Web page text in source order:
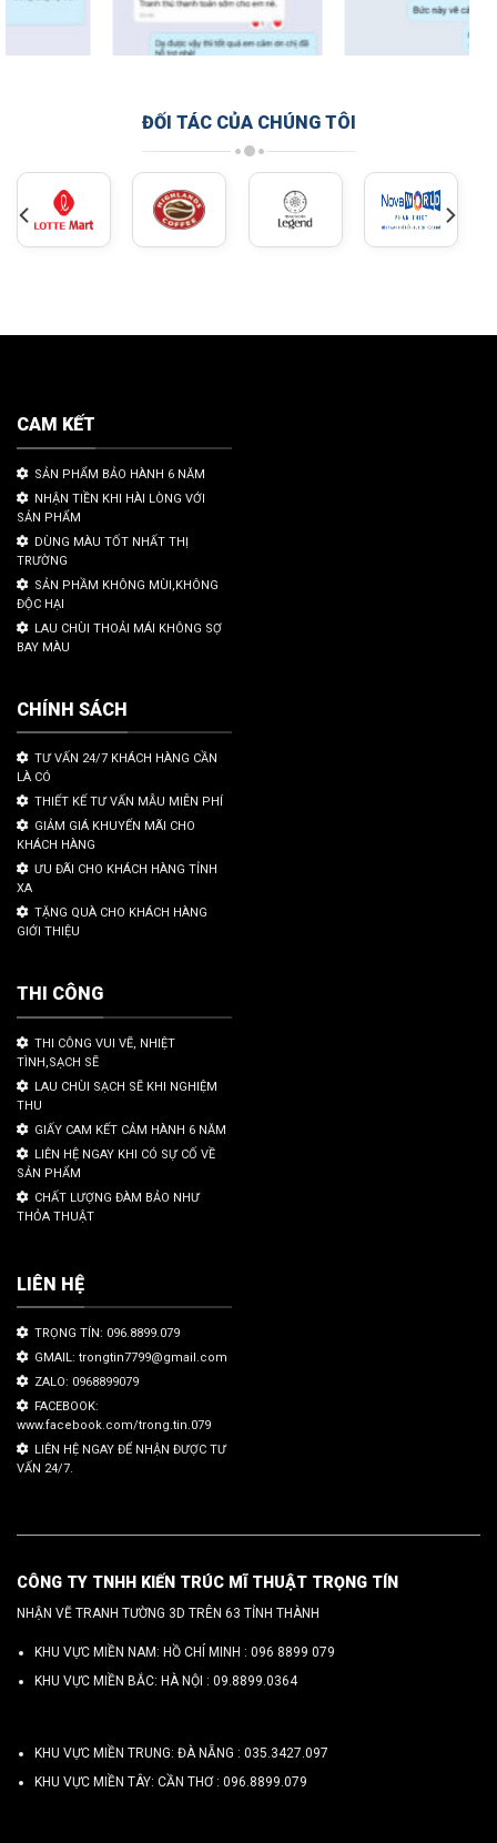
ĐỐI TÁC CỦA CHÚNG TÔI
CAM KẾT
SẢN PHẨM BẢO HÀNH 6 NĂM
NHẬN TIỀN KHI HÀI LÒNG VỚI
SẢN PHẨM
DÙNG MÀU TỐT NHẤT THỊ
TRƯỜNG
SẢN PHẦM KHÔNG MÙI,KHÔNG
ĐỘC HẠI
LAU CHÙI THOẢI MÁI KHÔNG SỢ
BAY MÀU
CHÍNH SÁCH
TƯ VẤN 24/7 KHÁCH HÀNG CẦN
LÀ CÓ
THIẾT KẾ TƯ VẤN MẪU MIỄN PHÍ
GIẢM GIÁ KHUYẾN MÃI CHO
KHÁCH HÀNG
ƯU ĐÃI CHO KHÁCH HÀNG TỈNH
XA
TẶNG QUÀ CHO KHÁCH HÀNG
GIỚI THIỆU
THI CÔNG
THI CÔNG VUI VẼ, NHIỆT
TÌNH,SẠCH SẼ
LAU CHÙI SẠCH SẼ KHI NGHIỆM
THU
GIẤY CAM KẾT CẢM HÀNH 6 NĂM
LIÊN HỆ NGAY KHI CÓ SỰ CỐ VỀ
SẢN PHẨM
CHẤT LƯỢNG ĐÀM BẢO NHƯ
THỎA THUẬT
LIÊN HỆ
TRỌNG TÍN: 096.8899.079
GMAIL: trongtin7799@gmail.com
ZALO: 0968899079
FACEBOOK:
www.facebook.com/trong.tin.079
LIÊN HỆ NGAY ĐỂ NHẬN ĐƯỢC TƯ
VẤN 24/7.
CÔNG TY TNHH KIẾN TRÚC MĨ THUẬT TRỌNG TÍN
NHẬN VẼ TRANH TƯỜNG 3D TRÊN 63 TỈNH THÀNH
KHU VỰC MIỀN NAM: HỒ CHÍ MINH : 096 8899 079
KHU VỰC MIỀN BẮC: HÀ NỘI : 09.8899.0364
KHU VỰC MIỀN TRUNG: ĐÀ NẴNG : 035.3427.097
KHU VỰC MIỀN TÂY: CẦN THƠ : 096.8899.079